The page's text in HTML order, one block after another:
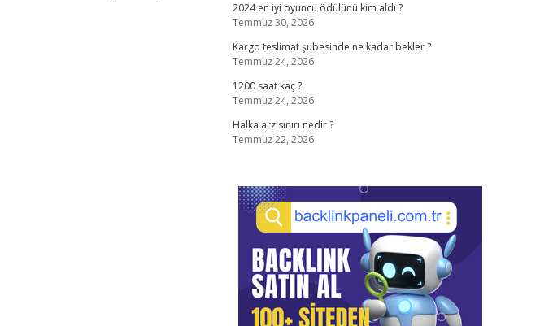
2024 en iyi oyuncu ödülünü kim aldı ?
Temmuz 30, 2026
Kargo teslimat şubesinde ne kadar bekler ?
Temmuz 24, 2026
1200 saat kaç ?
Temmuz 24, 2026
Halka arz sınırı nedir ?
Temmuz 22, 2026